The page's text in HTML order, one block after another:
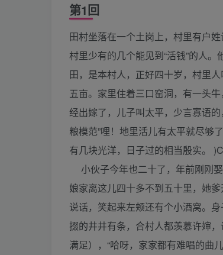
第1回
田村坐落在一个土岗上，村里有户
村里少有的几个能见到“活钱”的人
田，是本村人，正好四十岁，村里
五亩。家里住着三口窑洞，有一头
经出嫁了，儿子叫太平，少言寡语
粮模范”哩！地里活儿有太平就尽够
有几块光洋，日子过的相当殷实。
小伙子今年也二十了，年前刚刚
娘家离这儿四十多不到五十里，她
说话，笑起来左颊还有个小酒窝。
掇的井井有条，合村人都羡慕许婶
满足），“哈呀，家家都有难唱的曲